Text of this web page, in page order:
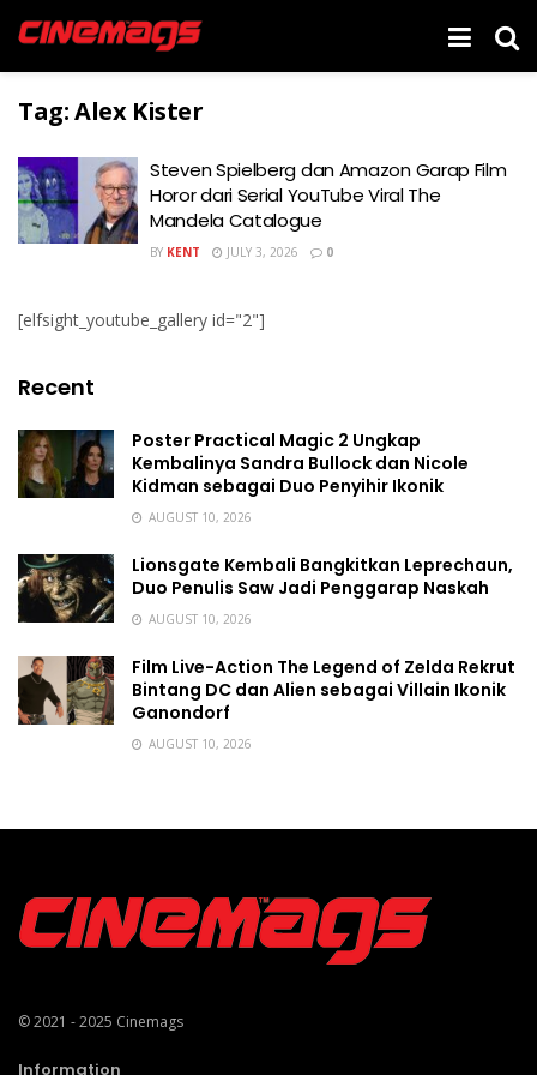
Tag:Alex Kister
Steven Spielberg dan Amazon Garap Film
Horor dari Serial YouTube Viral The
Mandela Catalogue
BY KENT JULY 3, 2026 0
[elfsight_youtube_gallery id="2"]
Recent
Poster Practical Magic 2 Ungkap
Kembalinya Sandra Bullock dan Nicole
Kidman sebagai Duo Penyihir Ikonik
AUGUST 10, 2026
Lionsgate Kembali Bangkitkan Leprechaun,
Duo Penulis Saw Jadi Penggarap Naskah
AUGUST 10, 2026
Film Live-Action The Legend of Zelda Rekrut
Bintang DC dan Alien sebagai Villain Ikonik
Ganondorf
AUGUST 10, 2026
© 2021 - 2025 Cinemags
Information